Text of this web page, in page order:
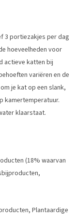
3 portiezakjes per dag
hoeveelheden voor
actieve katten bij
variëren en de
je kat op een slank,
kamertemperatuur.
klaarstaat.
(18% waarvan
Plantaardige